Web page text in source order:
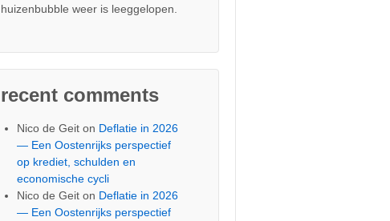
huizenbubble weer is leeggelopen.
recent comments
Nico de Geit on Deflatie in 2026
— Een Oostenrijks perspectief
op krediet, schulden en
economische cycli
Nico de Geit on Deflatie in 2026
— Een Oostenrijks perspectief